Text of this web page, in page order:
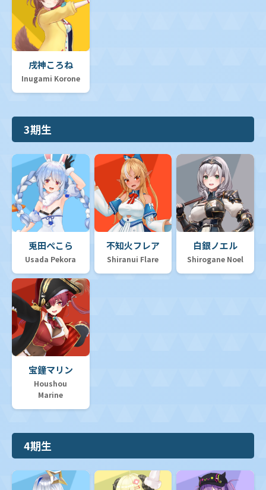
戌神ころね
Inugami Korone
3期生
兎田ぺこら
Usada Pekora
不知火フレア
Shiranui Flare
白銀ノエル
Shirogane Noel
宝鐘マリン
Houshou
Marine
4期生